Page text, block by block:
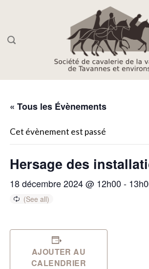
« Tous les Évènements
Cet évènement est passé
Hersage des
18 décembre 2024 @ 12h00 -
AJOUTER AU
CALENDRIER